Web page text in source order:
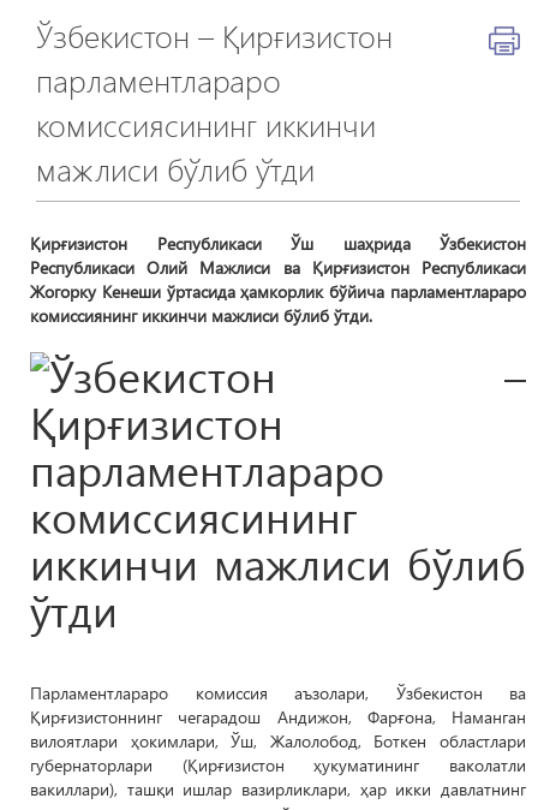
Ўзбекистон – Қирғизистон
парламентлараро
комиссиясининг иккинчи
мажлиси бўлиб ўтди
Қирғизистон Республикаси Ўш шаҳрида Ўзбекистон
Республикаси Олий Мажлиси ва Қирғизистон Республикаси
Жогорку Кенеши ўртасида ҳамкорлик бўйича парламентлараро
комиссиянинг иккинчи мажлиси бўлиб ўтди.
Парламентлараро комиссия аъзолари, Ўзбекистон ва
Қирғизистоннинг чегарадош Андижон, Фарғона, Наманган
вилоятлари ҳокимлари, Ўш, Жалолобод, Боткен областлари
губернаторлари (Қирғизистон ҳукуматининг ваколатли
вакиллари), ташқи ишлар вазирликлари, ҳар икки давлатнинг